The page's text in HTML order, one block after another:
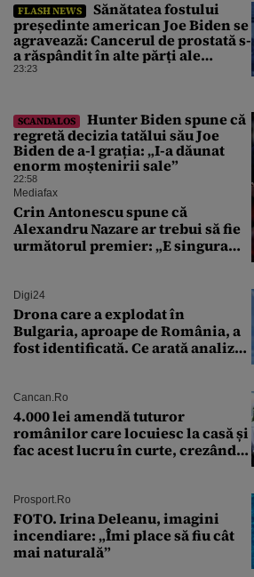
FLASH NEWS
Sănătatea fostului
președinte american Joe Biden se
agravează: Cancerul de prostată s-
a răspândit în alte părți ale
corpului
23:23
SCANDALOS
Hunter Biden spune că
regretă decizia tatălui său Joe
Biden de a-l grația: „I-a dăunat
enorm moștenirii sale”
22:58
Mediafax
Crin Antonescu spune că
Alexandru Nazare ar trebui să fie
următorul premier: „E singura
Digi24
Drona care a explodat în
Bulgaria, aproape de România, a
fost identificată. Ce arată analiza
Cancan.ro
4.000 lei amendă tuturor
românilor care locuiesc la casă și
fac acest lucru în curte, crezând
Prosport.ro
FOTO. Irina Deleanu, imagini
incendiare: „Îmi place să fiu cât
mai naturală”